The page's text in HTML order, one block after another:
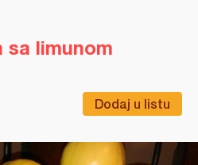
Dodaj u listu
sa limunom